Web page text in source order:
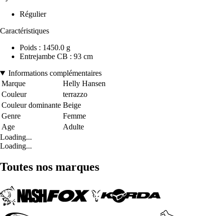
Régulier
Caractéristiques
Poids : 1450.0 g
Entrejambe CB : 93 cm
Informations complémentaires
Marque
Helly Hansen
Couleur
terrazzo
Couleur dominante Beige
Genre
Femme
Age
Adulte
Loading...
Loading...
Toutes nos marques